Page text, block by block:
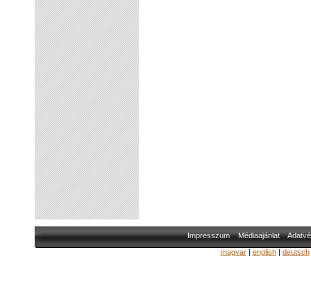
Impresszum Médiaajánlat
magyar| english| deutsch